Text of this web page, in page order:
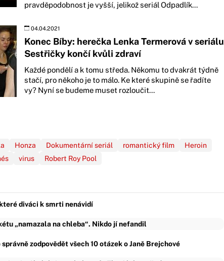
pravděpodobnost je vyšší, jelikož seriál Odpadlík...
04.04.2021
Konec Bíby: herečka Lenka Termerová v seriálu
Sestřičky končí kvůli zdraví
Každé pondělí a k tomu středa. Někomu to dvakrát týdně
stačí, pro někoho je to málo. Ke které skupině se řadíte
vy? Nyní se budeme muset rozloučit...
Honza Dokumentární seriál romantický film
Heroin
virus Robert Roy Pool
diváci k smrti nenávidí
„namazala na chleba“. Nikdo jí nefandil
správně zodpovědět všech 10 otázek o Janě Brejchové